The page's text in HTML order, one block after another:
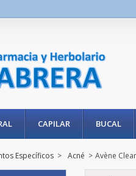
CAPILAR BUCAL
Específicos > Acné > Avène